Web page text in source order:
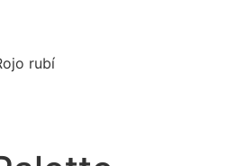
rubí